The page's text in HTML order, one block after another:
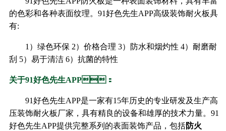
的色彩和各种表面纹理。91好色先生APP高级装饰耐火板具
有:
1）绿色环保 2）价格合理 3）防水和烟灼性 4）耐磨耐
刮 5）易于清洁 6）抗菌的特性
关于91好色先生APP：
91好色先生APP是一家有15年历史的专业研发及生产高
压装饰耐火板厂家，具有精良的设备和雄厚的技术力量。91
好色先生APP提供完整系列的表面装饰产品，包括防火